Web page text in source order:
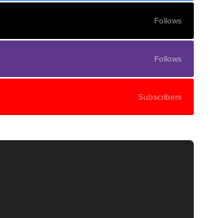
Follows
Follows
Subscribers